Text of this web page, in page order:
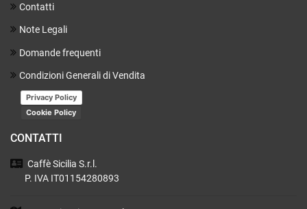
Contatti
Note Legali
Domande frequenti
Condizioni Generali di Vendita
Privacy Policy
Cookie Policy
CONTATTI
Caffè Sicilia S.r.l.
P. IVA IT01154280893